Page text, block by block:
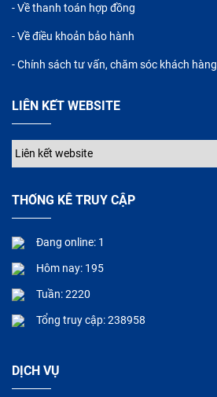
- Về thanh toán hợp đồng
- Về điều khoản bảo hành
- Chính sách tư vấn, chăm sóc khách hàng
LIÊN KẾT WEBSITE
THỐNG KÊ TRUY CẬP
Đang online: 1
Hôm nay: 195
Tuần: 2220
Tổng truy cập: 238958
DỊCH VỤ